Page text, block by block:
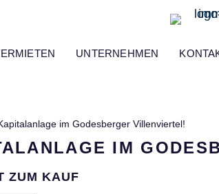
UNTERNEHMEN
im Godesberger Villenviertel!
IM
ZUM KAUF